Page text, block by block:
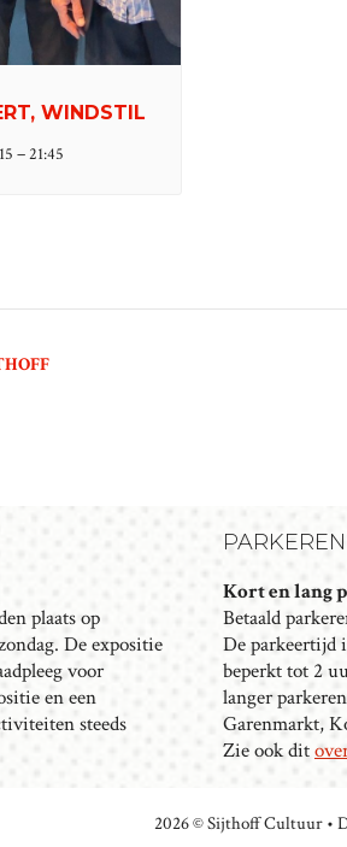
WINDSTIL
–21:45
plaats op
De expositie
voor
en een
steeds
PARKEREN
Kort en lang
Betaald
De parkeertijd
beperkt tot 2
langer
Garenmarkt,
Zie ook dit
2026 © Sijthoff Cultuur •